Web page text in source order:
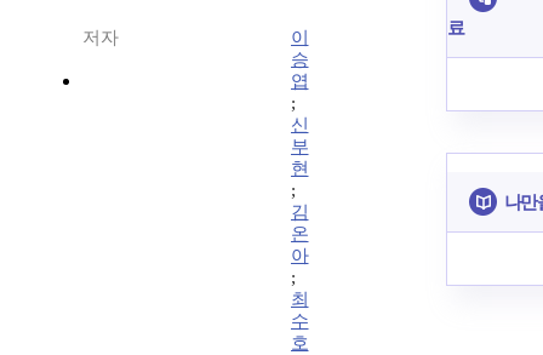
저자
이
승
엽
;
신
부
현
;
김
온
아
;
최
수
호
료
나만